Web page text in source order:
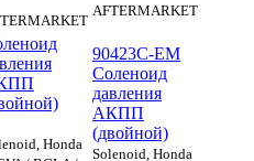
AFTERMARKET
Honda
90423C-EM
Соленоид
давления
АКПП
(двойной)
Solenoid, Honda